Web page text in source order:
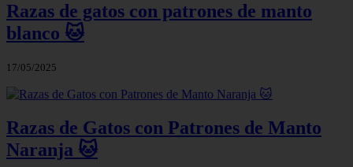
Razas de gatos con patrones de manto
blanco 🐱
17/05/2025
Razas de Gatos con Patrones de Manto
Naranja 🐱